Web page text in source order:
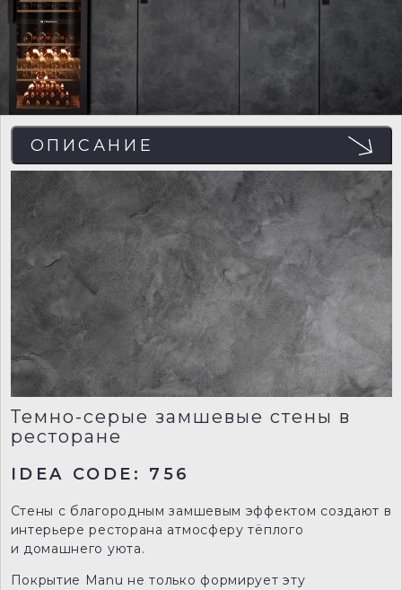
ОПИСАНИЕ
Темно-серые замшевые стены в
ресторане
IDEA CODE: 756
Стены с благородным замшевым эффектом создают в
интерьере ресторана атмосферу тёплого
и домашнего уюта.
Покрытие Manu не только формирует эту